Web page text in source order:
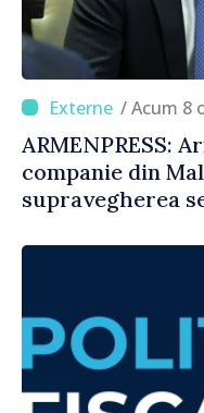
/ Acum 8
ARMENPRESS:
companie din
supravegherea